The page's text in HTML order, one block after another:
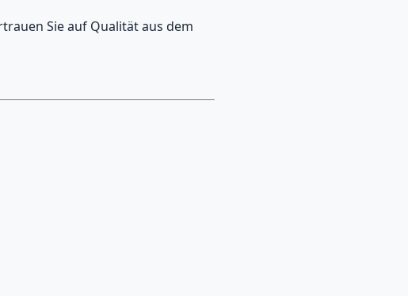
Sie auf Qualität aus dem